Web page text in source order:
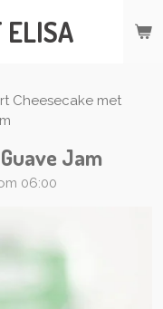
ELISA
Cheesecake met
Jam
06:00